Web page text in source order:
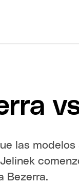
las
Bezerra.